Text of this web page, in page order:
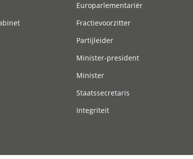
Europarlementariër
Fractievoorzitter
Partijleider
Minister-president
Minister
Staatssecretaris
Integriteit